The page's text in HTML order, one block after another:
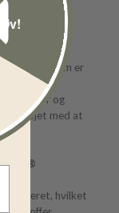
ECO, som er
farver og
med at
TEX®
hvilket
Øv!